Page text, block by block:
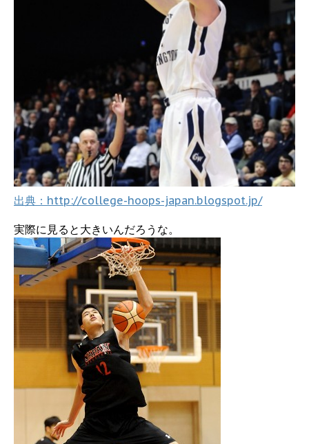
出典：http://college-hoops-japan.blogspot.jp/
実際に見ると大きいんだろうな。